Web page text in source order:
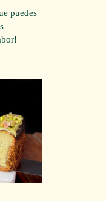
puedes